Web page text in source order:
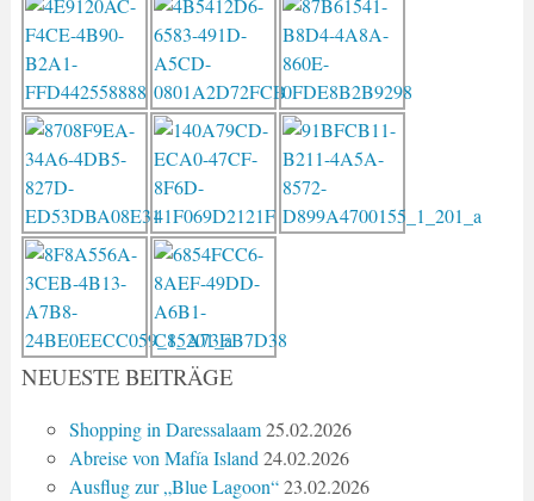
NEUESTE BEITRÄGE
Shopping in Daressalaam 25.02.2026
Abreise von Mafía Island 24.02.2026
Ausflug zur „Blue Lagoon“ 23.02.2026